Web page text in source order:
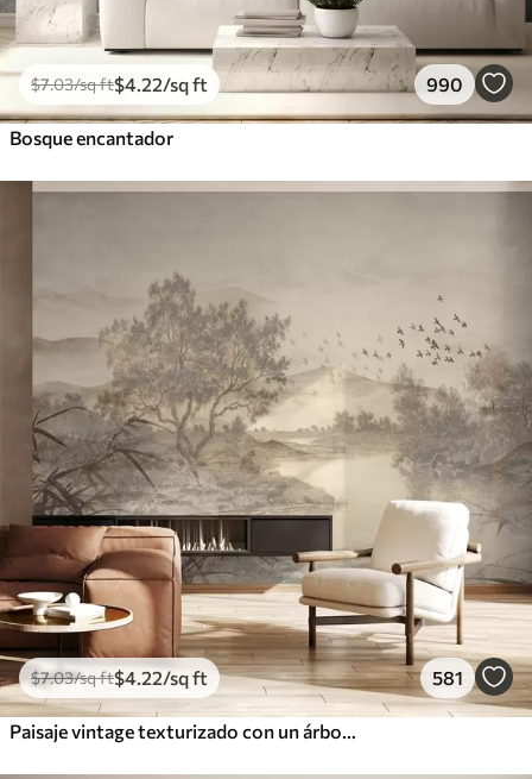
$7.03/sq ft$4.22/sq ft 990
Bosque encantador
$7.03/sq ft$4.22/sq ft 581
Paisaje vintage texturizado con un árbol cerca de un río y un cielo nublado, arte de la naturaleza en tonos sepia